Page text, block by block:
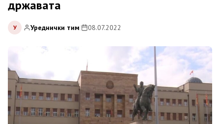
државата
У Уреднички тим| 08.07.2022